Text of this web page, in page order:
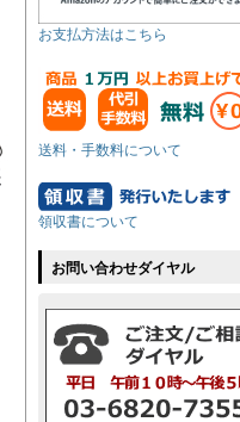
お支払方法はこちら
送料・手数料について
領収書について
お問い合わせダイヤル